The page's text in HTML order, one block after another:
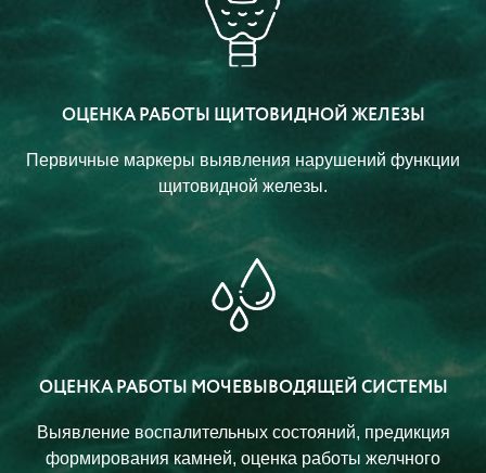
ОЦЕНКА РАБОТЫ ЩИТОВИДНОЙ ЖЕЛЕЗЫ
Первичные маркеры выявления нарушений функции
щитовидной железы.
ОЦЕНКА РАБОТЫ МОЧЕВЫВОДЯЩЕЙ СИСТЕМЫ
Выявление воспалительных состояний, предикция
формирования камней, оценка работы желчного